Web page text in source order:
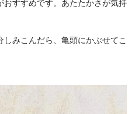
おすすめです。あたたかさが気持
みこんだら、亀頭にかぶせてこ